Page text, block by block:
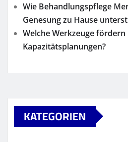
Wie Behandlungspflege
Genesung zu Hause
Welche Werkzeuge
Kapazitätsplanungen?
KATEGORIEN